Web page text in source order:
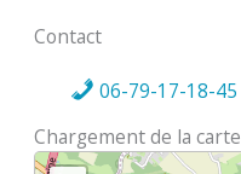
Contact
06-79-17-18-45
Chargement de la carte